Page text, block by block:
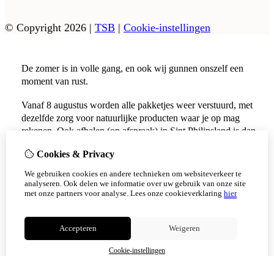
© Copyright 2026 | TSB | Cookie-instellingen
Cookies & Privacy
We gebruiken cookies en andere technieken om websiteverkeer te
analyseren. Ook delen we informatie over uw gebruik van onze site
met onze partners voor analyse. Lees onze cookieverklaring hier
Accepteren Weigeren
Cookie-instellingen
De zomer is in volle gang, en ook wij gunnen onszelf een
moment van rust.
Vanaf 8 augustus worden alle pakketjes weer verstuurd, met
dezelfde zorg voor natuurlijke producten waar je op mag
rekenen. Ook afhalen (op afspraak) in Sint Philipsland is dan
Vanaf 17 augustus zijn alle afhaalpunten (Tholen en
Scherpenisse) weer geopend.